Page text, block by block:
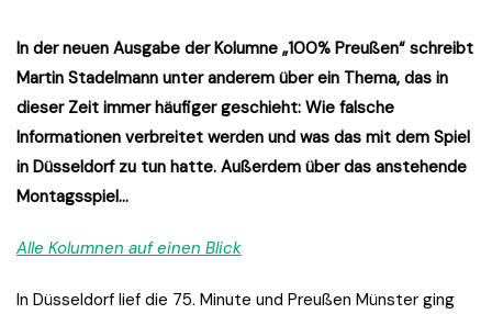
In der neuen Ausgabe der Kolumne „100% Preußen“ schreibt
Martin Stadelmann unter anderem über ein Thema, das in
dieser Zeit immer häufiger geschieht: Wie falsche
Informationen verbreitet werden und was das mit dem Spiel
in Düsseldorf zu tun hatte. Außerdem über das anstehende
Montagsspiel…
Alle Kolumnen auf einen Blick
In Düsseldorf lief die 75. Minute und Preußen Münster ging